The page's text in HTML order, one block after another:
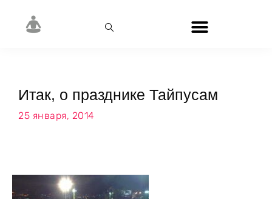
Итак, о празднике Тайпусам
25 января, 2014